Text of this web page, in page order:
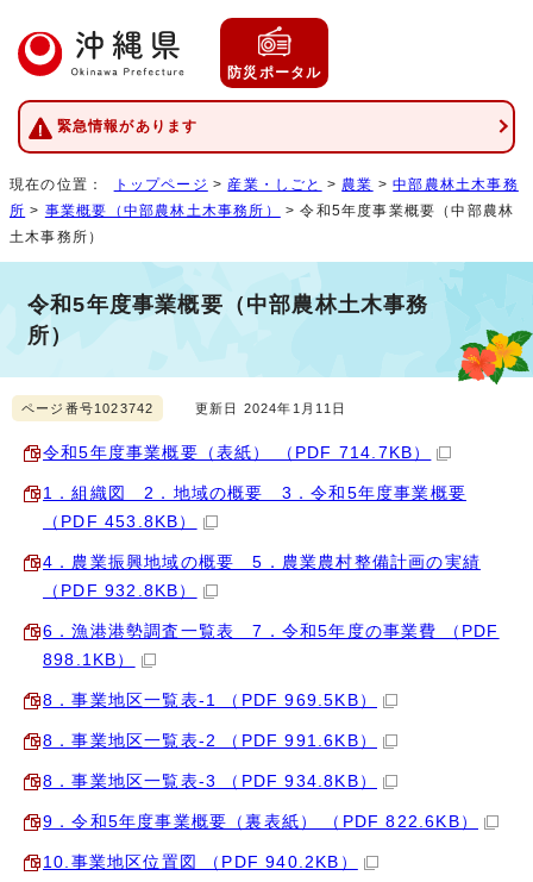
防災ポータル
緊急情報があります
現在の位置： トップページ > 産業・しごと > 農業 >中部農林土木事務
所 > 事業概要（中部農林土木事務所）
> 令和5年度事業概要（中部農林
土木事務所）
令和5年度事業概要（中部農林土木事務
所）
ページ番号1023742 更新日 2024年1月11日
令和5年度事業概要（表紙） （PDF 714.7KB）
1．組織図 2．地域の概要 3．令和5年度事業概要
（PDF 453.8KB）
4．農業振興地域の概要 5．農業農村整備計画の実績
（PDF 932.8KB）
6．漁港港勢調査一覧表 7．令和5年度の事業費 （PDF
898.1KB）
8．事業地区一覧表-1 （PDF 969.5KB）
8．事業地区一覧表-2 （PDF 991.6KB）
8．事業地区一覧表-3 （PDF 934.8KB）
9．令和5年度事業概要（裏表紙） （PDF 822.6KB）
10.事業地区位置図 （PDF 940.2KB）